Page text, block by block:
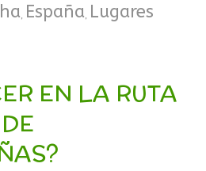
, España, Lugares
EN LA RUTA